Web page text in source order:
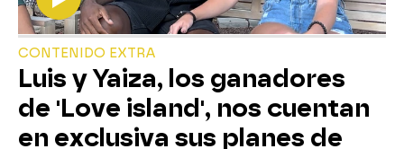
CONTENIDO EXTRA
Luis y Yaiza, los ganadores
de 'Love island', nos cuentan
en exclusiva sus planes de